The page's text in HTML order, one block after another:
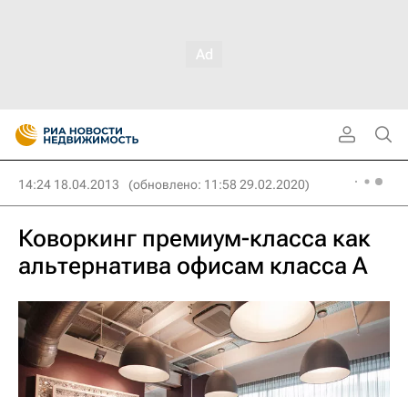
14:24 18.04.2013 (обновлено: 11:58 29.02.2020)
Коворкинг премиум-класса как
альтернатива офисам класса А